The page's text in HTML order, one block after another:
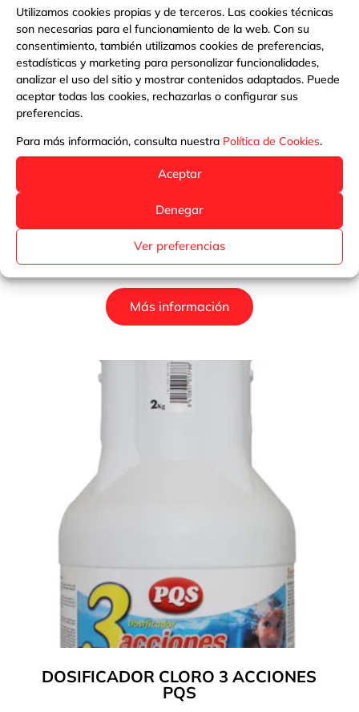
Utilizamos cookies propias y de terceros. Las cookies técnicas
son necesarias para el funcionamiento de la web. Con su
consentimiento, también utilizamos cookies de preferencias,
estadísticas y marketing para personalizar funcionalidades,
analizar el uso del sitio y mostrar contenidos adaptados. Puede
aceptar todas las cookies, rechazarlas o configurar sus
preferencias.
Para más información, consulta nuestra Política de Cookies.
Aceptar
Denegar
Ver preferencias
CLORO 10 ACCIONES BICAPA,
Tableta 250 G PQS
Más información
DOSIFICADOR CLORO 3 ACCIONES
PQS